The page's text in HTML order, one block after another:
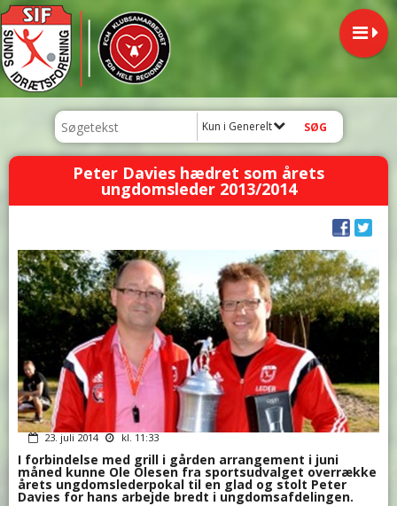
Kun i Generelt
Peter Davies hædret som årets
ungdomsleder 2013/2014
23. juli 2014 kl. 11:33
I forbindelse med grill i gården arrangement i juni
måned kunne Ole Olesen fra sportsudvalget overrække
årets ungdomslederpokal til en glad og stolt Peter
Davies for hans arbejde bredt i ungdomsafdelingen.